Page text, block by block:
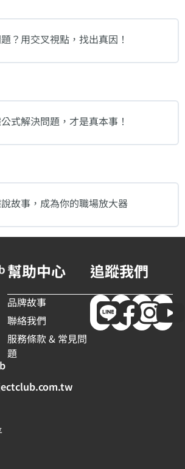
？用交叉視點，找出真因！
式解決問題，才是真本事！
故事，成為你的職場放大器
幫助中心
品牌故事
聯絡我們
服務條款 & 常見問
題
追蹤我們